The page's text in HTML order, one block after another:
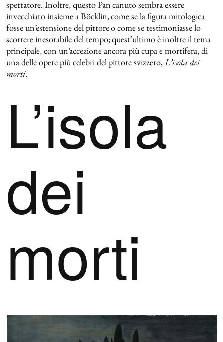
spettatore. Inoltre, questo Pan canuto sembra essere
invecchiato insieme a Böcklin, come se la figura mitologica
fosse un’estensione del pittore o come se testimoniasse lo
scorrere inesorabile del tempo; quest’ultimo è inoltre il tema
principale, con un’accezione ancora più cupa e mortifera, di
una delle opere più celebri del pittore svizzero,L’isola dei
morti.
L’isola
dei
morti